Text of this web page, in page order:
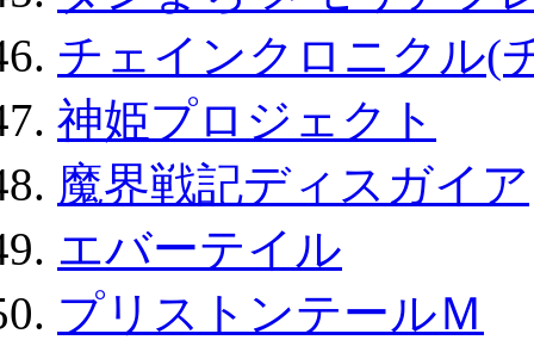
チェインクロニクル(
神姫プロジェクト
魔界戦記ディスガイア
エバーテイル
プリストンテールＭ